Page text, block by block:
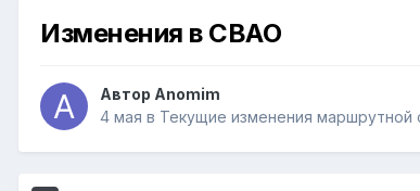
Изменения в СВАО
Автор Anomim
4 мая в Текущие изменения маршрутной